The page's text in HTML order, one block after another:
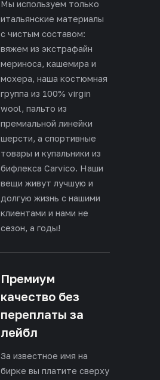
Мы используем только
итальянские материалы
с чистым составом:
вяжем из экстрафайн
мериноса, кашемира и
мохера, наша костюмная
группа из 100% virgin
wool, пальто из
премиальной линейки
шерсти, а спортивные
товары и купальники из
бифлекса Carvico. Наши
вещи живут лучшую и
долгую жизнь с нашими
клиентами и нами не
сезон, а годы!
Премиум
качество без
переплаты за
лейбл
За известное имя на
бирке вы платите сверху